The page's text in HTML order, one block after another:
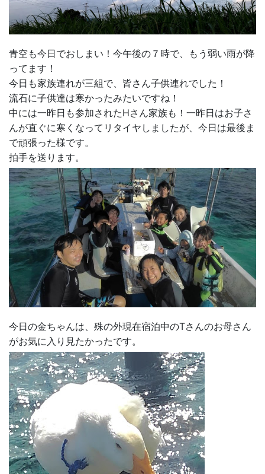
青空も今日でおしまい！今午後の７時で、もう弱い雨が降
ってます！
今日も家族連れが三組で、皆さん子供連れでした！
流石に子供達は寒かったみたいですね！
中には一昨日も参加されたHさん家族も！一昨日はお子さ
んが直ぐに寒くなってリタイヤしましたが、今日は最後ま
で頑張った様です。
拍手を送ります。
今日の金ちゃんは、殊の外現在宿泊中のTさんのお母さん
がお気に入り見たかったです。